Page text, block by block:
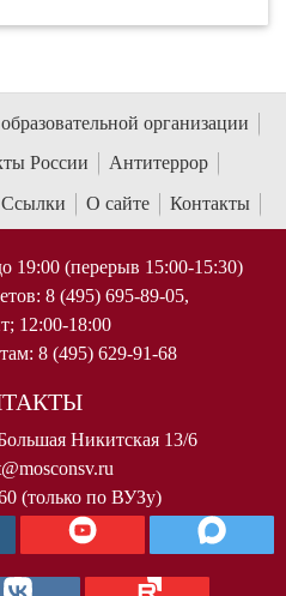
организации
России
Антитеррор
Ссылки О сайте Контакты
19:00 (перерыв 15:00-15:30)
8 (495) 695-89-05,
12:00-18:00
8 (495) 629-91-68
Никитская 13/6
(только по ВУЗу)